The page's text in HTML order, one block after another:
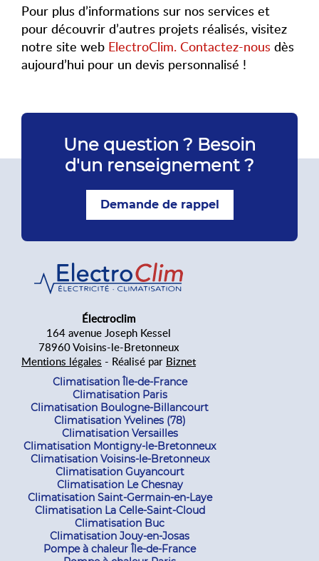
Pour plus d’informations sur nos services et
pour découvrir d’autres projets réalisés, visitez
notre site web ElectroClim. Contactez-nous dès
aujourd’hui pour un devis personnalisé !
Une question ? Besoin
d'un renseignement ?
Demande de rappel
Électroclim
164 avenue Joseph Kessel
78960 Voisins-le-Bretonneux
Mentions légales - Réalisé par Biznet
Climatisation Île-de-France
Climatisation Paris
Climatisation Boulogne-Billancourt
Climatisation Yvelines (78)
Climatisation Versailles
Climatisation Montigny-le-Bretonneux
Climatisation Voisins-le-Bretonneux
Climatisation Guyancourt
Climatisation Le Chesnay
Climatisation Saint-Germain-en-Laye
Climatisation La Celle-Saint-Cloud
Climatisation Buc
Climatisation Jouy-en-Josas
Pompe à chaleur Île-de-France